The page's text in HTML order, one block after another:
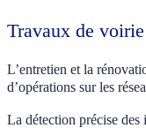
Travaux de
L’entretien et la
d’opérations sur les
La détection précise